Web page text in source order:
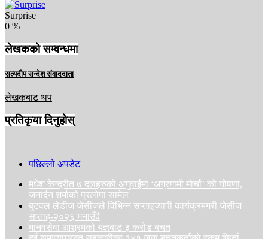
Surprise
0 %
लेखकको सम्वन्धमा
सत्यदीप सन्देश संवाददाता
लेखकबाट थप
प्रतिकृया दिनुहोस्
पछिल्लो अपडेट
मधेश केन्द्रीत ७ दलहरुको अगुवाईमा ‘अग्रगामी मोर्चा’ को घोषणा,
जनार्दन शर्माको प्रलोपा सामेल
बुटवल लेडीज जेसीजले विभिन्न सप्ताहव्यापी कार्यक्रमगरी जेसीज
सप्ताह-२०२६ मनाउँदै
मानवसेवा आश्रमको यज्ञबाट ३ करोड बचत